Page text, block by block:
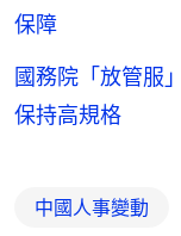
保障
國務院「放管服
保持高規格
中國人事變動